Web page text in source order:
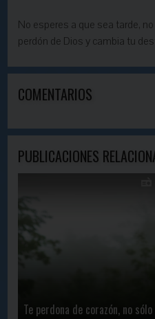
No esperes a que sea tarde,
perdón de Dios y cambia tu
COMENTARIOS
PUBLICACIONES
Te perdona de corazón, no